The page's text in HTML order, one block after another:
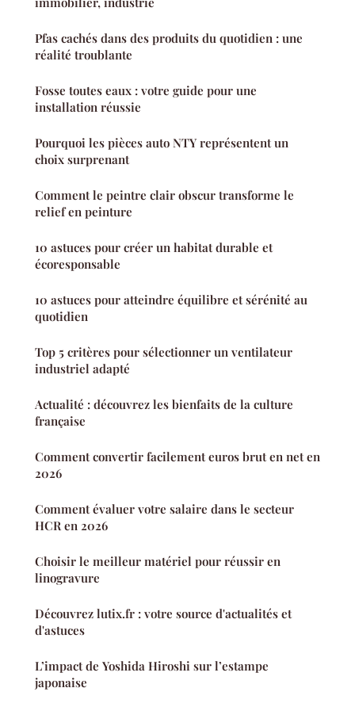
Pfas cachés dans des produits du quotidien : une
réalité troublante
Fosse toutes eaux : votre guide pour une
installation réussie
Pourquoi les pièces auto NTY représentent un
choix surprenant
Comment le peintre clair obscur transforme le
relief en peinture
10 astuces pour créer un habitat durable et
écoresponsable
10 astuces pour atteindre équilibre et sérénité au
quotidien
Top 5 critères pour sélectionner un ventilateur
industriel adapté
Actualité : découvrez les bienfaits de la culture
française
Comment convertir facilement euros brut en net en
2026
Comment évaluer votre salaire dans le secteur
HCR en 2026
Choisir le meilleur matériel pour réussir en
linogravure
Découvrez lutix.fr : votre source d'actualités et
d'astuces
L’impact de Yoshida Hiroshi sur l’estampe
japonaise